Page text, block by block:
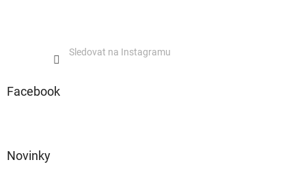
Sledovat na Instagramu
Facebook
Novinky